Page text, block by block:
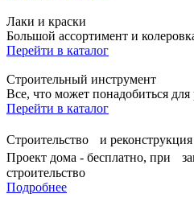
Лаки и краски
Большой ассортимент и
Перейти в каталог
Строительный инструмент
Все, что может понадобиться для
Перейти в каталог
Строительство и
Проект дома - бесплатно, при
строительство
Подробнее